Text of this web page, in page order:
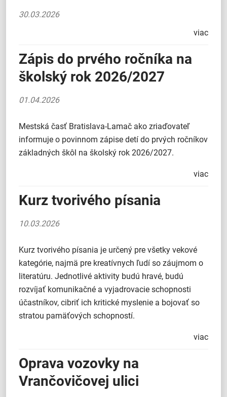
30.03.2026
viac
Zápis do prvého ročníka na
školský rok 2026/2027
01.04.2026
Mestská časť Bratislava-Lamač ako zriaďovateľ
informuje o povinnom zápise detí do prvých ročníkov
základných škôl na školský rok 2026/2027.
viac
Kurz tvorivého písania
10.03.2026
Kurz tvorivého písania je určený pre všetky vekové
kategórie, najmä pre kreatívnych ľudí so záujmom o
literatúru. Jednotlivé aktivity budú hravé, budú
rozvíjať komunikačné a vyjadrovacie schopnosti
účastníkov, cibriť ich kritické myslenie a bojovať so
stratou pamäťových schopností.
viac
Oprava vozovky na
Vrančovičovej ulici